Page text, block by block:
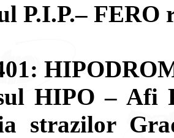
P.I.P.–
HIPO – Afi
strazilor